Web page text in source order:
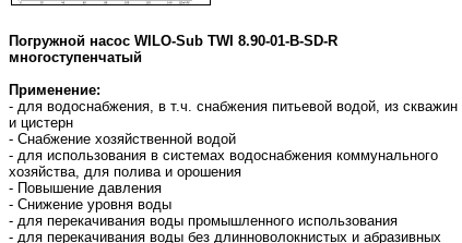
Погружной насос WILO-Sub TWI 8.90-01-B-SD-R
многоступенчатый
Применение:
- для водоснабжения, в т.ч. снабжения питьевой водой, из скважин
и цистерн
- Снабжение хозяйственной водой
- для использования в системах водоснабжения коммунального
хозяйства, для полива и орошения
- Повышение давления
- Снижение уровня воды
- для перекачивания воды промышленного использования
- для перекачивания воды без длинноволокнистых и абразивных